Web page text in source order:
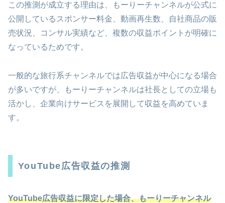
この推測が成立する理由は、もーりーチャンネルが公式に
公開しているスポンサー料金、動画再生数、自社商品の販
売状況、コンサル実績など、複数の収益ポイントが明確に
なっているためです。
一般的な旅行系チャンネルでは広告収益が中心になる場合
が多いですが、もーりーチャンネルは社長としての立場も
活かし、企業向けサービスを展開して収益を高めていま
す。
YouTube広告収益の推測
YouTube広告収益に限定した場合、もーりーチャンネル